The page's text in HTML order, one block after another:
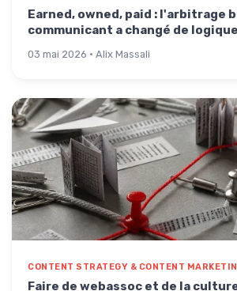
Earned, owned, paid : l'arbitrage
communicant a changé de
03 mai 2026 · Alix Massali
CONTENT STRATEGY & CONTENT
Faire de webassoc et de la